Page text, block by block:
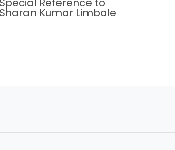
Sharan Kumar Limbale